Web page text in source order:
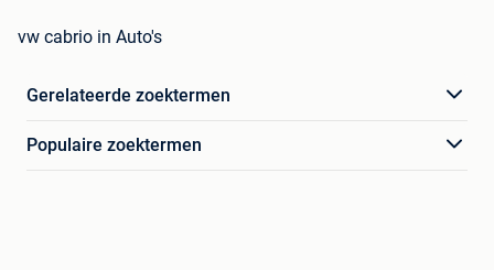
vw cabrio in Auto's
Gerelateerde zoektermen
Populaire zoektermen